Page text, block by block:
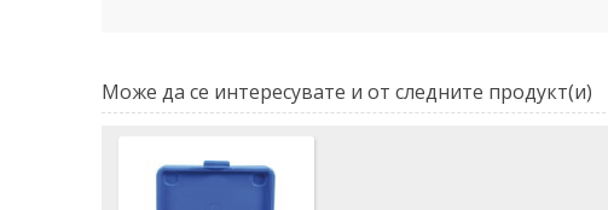
Може да се интересувате и от следните продукт(и)